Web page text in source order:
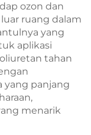
ozon dan
ruang dalam
yang
aplikasi
tahan
yang panjang
menarik